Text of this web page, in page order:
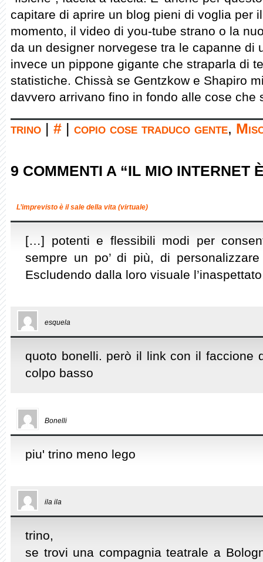
capitare di aprire un blog pieni di voglia per
momento, il video di you-tube strano o la
da un designer norvegese tra le capanne di
invece un pippone gigante che straparla di
statistiche. Chissà se Gentzkow e Shapiro
davvero arrivano fino in fondo alle cose che
trino # copio cose traduco gente,
9 COMMENTI A “IL MIO INTERNET
L’imprevisto è il sale della vita (virtuale)
[…] potenti e flessibili modi per
sempre un po’ di più, di
Escludendo dalla loro visuale
esquela
quoto bonelli. però il link con il faccione
colpo basso
Bonelli
piu' trino meno lego
ila ila
trino,
se trovi una compagnia teatrale a